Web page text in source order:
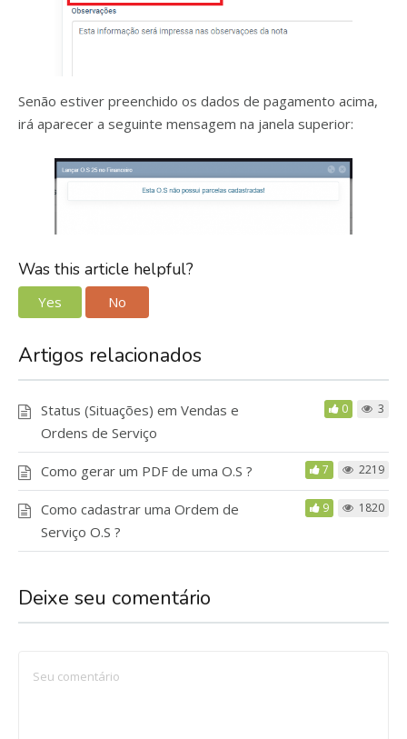
Senão estiver preenchido os dados de pagamento acima,
irá aparecer a seguinte mensagem na janela superior:
Was this article helpful?
Yes No
Artigos relacionados
Status (Situações) em Vendas e
Ordens de Serviço
0 3
Como gerar um PDF de uma O.S ? 7 2219
Como cadastrar uma Ordem de
Serviço O.S ?
9 1820
Deixe seu comentário